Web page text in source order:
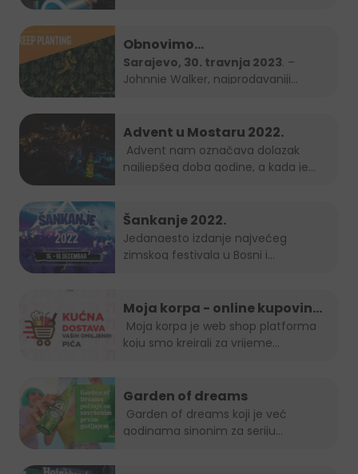
Obnovimo
bosanskohercegovačke šume
zajedno – Keep Planting
Sarajevo, 30. travnja 2023. –
Johnnie Walker, najprodavaniji
Advent u Mostaru 2022.
najljepšeg doba godine, a kada je
Šankanje 2022.
Jedanaesto izdanje najvećeg
zimskog festivala u Bosni i
Moja korpa - online kupovina
je uvijek in!
koju smo kreirali za vrijeme...
Garden of dreams
godinama sinonim za seriju